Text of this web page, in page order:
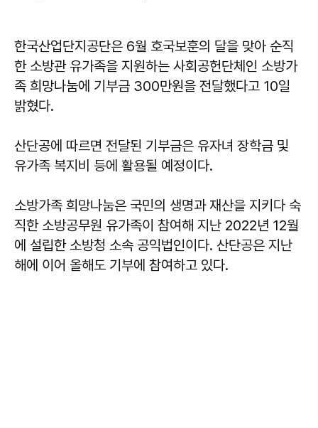
한국산업단지공단은 6월 호국보훈의 달을 맞아 순직
한 소방관 유가족을 지원하는 사회공헌단체인 소방가
족 희망나눔에 기부금 300만원을 전달했다고 10일
밝혔다.
산단공에 따르면 전달된 기부금은 유자녀 장학금 및
유가족 복지비 등에 활용될 예정이다.
소방가족 희망나눔은 국민의 생명과 재산을 지키다 숙
직한 소방공무원 유가족이 참여해 지난 2022년 12월
에 설립한 소방청 소속 공익법인이다. 산단공은 지난
해에 이어 올해도 기부에 참여하고 있다.